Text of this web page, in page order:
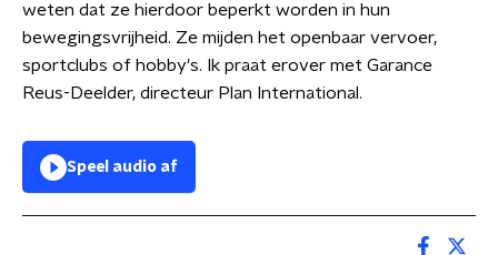
weten dat ze hierdoor beperkt worden in hun
bewegingsvrijheid. Ze mijden het openbaar vervoer,
sportclubs of hobby's. Ik praat erover met Garance
Reus-Deelder, directeur Plan International.
Speel audio af